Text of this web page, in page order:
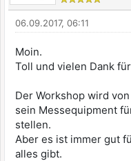
06.09.2017, 06:11
Moin.
Toll und vielen Dank
Der Workshop wird
sein Messequipment
stellen.
Aber es ist immer gut
alles gibt.